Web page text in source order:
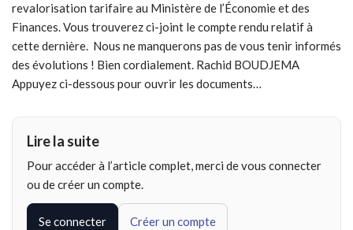
revalorisation tarifaire au Ministère de l’Économie et des
Finances. Vous trouverez ci-joint le compte rendu relatif à
cette dernière. Nous ne manquerons pas de vous tenir informés
des évolutions ! Bien cordialement. Rachid BOUDJEMA
Appuyez ci-dessous pour ouvrir les documents…
Lire la suite
Pour accéder à l’article complet, merci de vous connecter
ou de créer un compte.
Se connecter Créer un compte